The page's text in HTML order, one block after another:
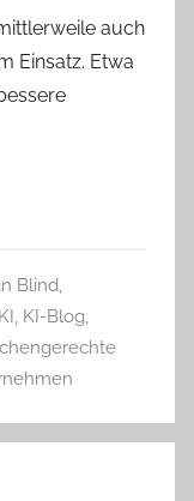
auch
Einsatz. Etwa
Blind,
KI, KI-Blog,